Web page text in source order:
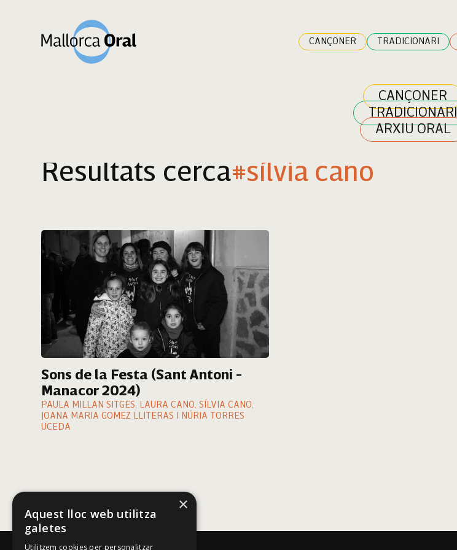
CANÇONER TRADICIONARI
CANÇONER
TRADICIONARI
ARXIU ORAL
Resultats cerca#sílvia cano
Sons de la Festa (Sant Antoni -
Manacor 2024)
PAULA MILLAN SITGES, LAURA CANO, SÍLVIA CANO,
JOANA MARIA GOMEZ LLITERAS I NÚRIA TORRES
UCEDA
×
Aquest lloc web utilitza
galetes
Utilitzem cookies per personalitzar